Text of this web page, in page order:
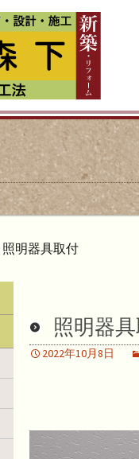
照明器具取付
照明器
2022年10月8日